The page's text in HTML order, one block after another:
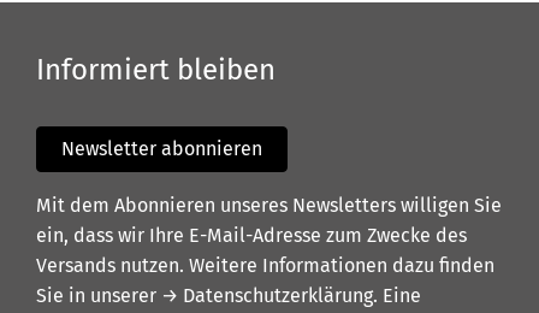
Informiert bleiben
Newsletter abonnieren
Mit dem Abonnieren unseres Newsletters willigen Sie
ein, dass wir Ihre E-Mail-Adresse zum Zwecke des
Versands nutzen. Weitere Informationen dazu finden
Sie in unserer → Datenschutzerklärung. Eine